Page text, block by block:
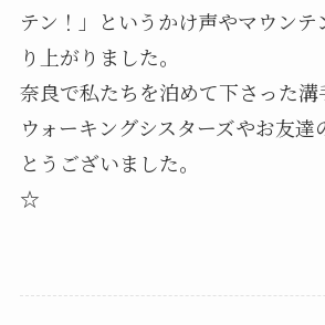
テン！」というかけ声やマウンテ
り上がりました。
奈良で私たちを泊めて下さった
ウォーキングシスターズやお友
とうございました。
☆